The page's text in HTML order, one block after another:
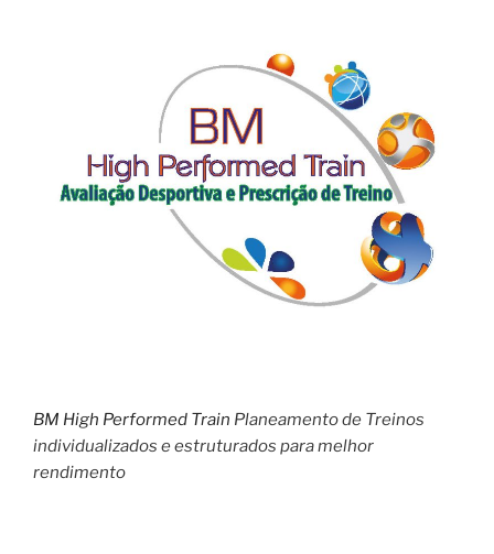
BM High Performed Train Planeamento de Treinos
individualizados e estruturados para melhor
rendimento